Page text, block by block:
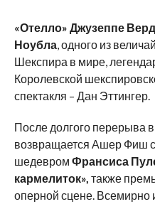
«Отелло» Джузеппе
Ноубла , одного из
Шекспира в мире,
Королевской
спектакля – Дан Эттингер.
После долгого перерыва
возвращается Ашер Фиш
шедевром Франсиса
кармелиток», также
оперной сцене. Всемирно